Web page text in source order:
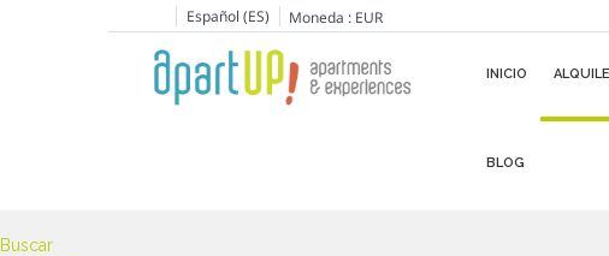
Español (ES) Moneda : EUR
INICIO
BLOG
Buscar